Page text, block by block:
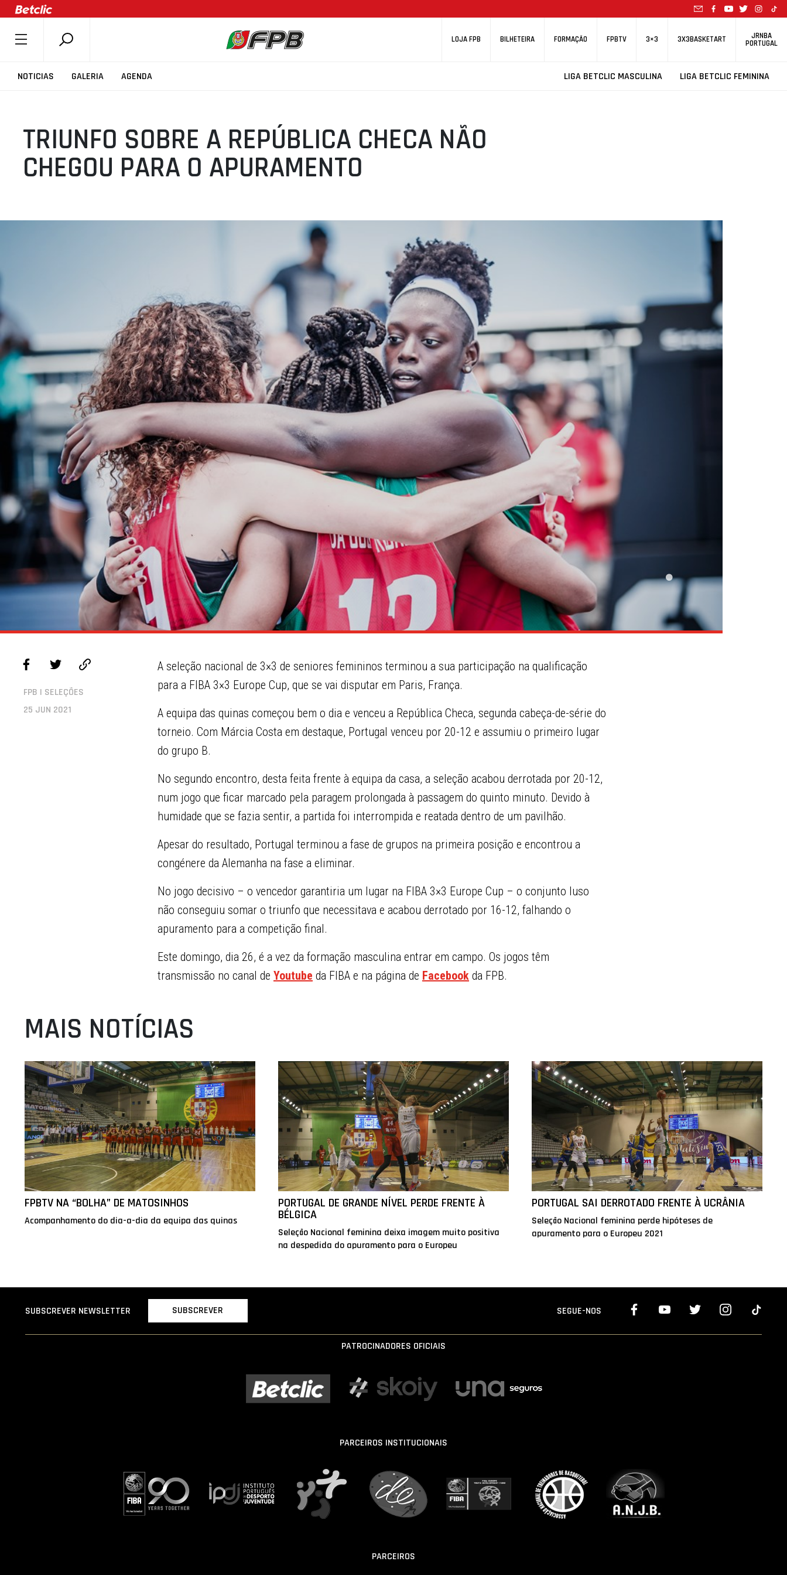
LOJA FPB BILHETEIRA FORMAÇÃO FPBTV 3×3 3X3BASKETART JRNBA
PORTUGAL
NOTICIAS GALERIA AGENDA LIGA BETCLIC MASCULINA LIGA BETCLIC FEMININA
SOBRE A FPB
COMPETIÇÕES
ASSOCIAÇÕES
CLUBES
AGENDA
TRIUNFO SOBRE A REPÚBLICA CHECA NÃO
CHEGOU PARA O APURAMENTO
FPB | SELEÇÕES
25 JUN 2021
A seleção nacional de 3×3 de seniores femininos terminou a sua participação na qualificação
para a FIBA 3×3 Europe Cup, que se vai disputar em Paris, França.
A equipa das quinas começou bem o dia e venceu a República Checa, segunda cabeça-de-série do
torneio. Com Márcia Costa em destaque, Portugal venceu por 20-12 e assumiu o primeiro lugar
do grupo B.
No segundo encontro, desta feita frente à equipa da casa, a seleção acabou derrotada por 20-12,
num jogo que ficar marcado pela paragem prolongada à passagem do quinto minuto. Devido à
humidade que se fazia sentir, a partida foi interrompida e reatada dentro de um pavilhão.
Apesar do resultado, Portugal terminou a fase de grupos na primeira posição e encontrou a
congénere da Alemanha na fase a eliminar.
No jogo decisivo – o vencedor garantiria um lugar na FIBA 3×3 Europe Cup – o conjunto luso
não conseguiu somar o triunfo que necessitava e acabou derrotado por 16-12, falhando o
apuramento para a competição final.
Este domingo, dia 26, é a vez da formação masculina entrar em campo. Os jogos têm
transmissão no canal de Youtube da FIBA e na página de Facebook da FPB.
MAIS NOTÍCIAS
FPBTV NA “BOLHA” DE MATOSINHOS
Acompanhamento do dia-a-dia da equipa das quinas
PORTUGAL DE GRANDE NÍVEL PERDE FRENTE À
BÉLGICA
Seleção Nacional feminina deixa imagem muito positiva
na despedida do apuramento para o Europeu
PORTUGAL SAI DERROTADO FRENTE À UCRÂNIA
Seleção Nacional feminina perde hipóteses de
apuramento para o Europeu 2021
SUBSCREVER NEWSLETTER SUBSCREVER SEGUE-NOS
PATROCINADORES OFICIAIS
PARCEIROS INSTITUCIONAIS
PARCEIROS